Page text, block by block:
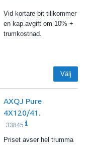
Vid kortare bit tillkommer
en kap.avgift om 10% +
trumkostnad.
Välj
AXQJ Pure
4X120/41.
33845
Priset avser hel trumma